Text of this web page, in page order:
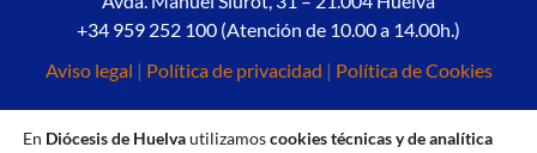
+34 959 252 100 (Atención de 10.00 a 14.00h.)
Aviso legal | Política de privacidad | Política de Cookies
En Diócesis de Huelvautilizamoscookies técnicas y de analítica